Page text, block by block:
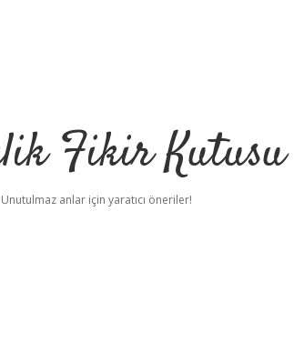
Fikir Kutusu
Unutulmaz anlar için yaratıcı öneriler!